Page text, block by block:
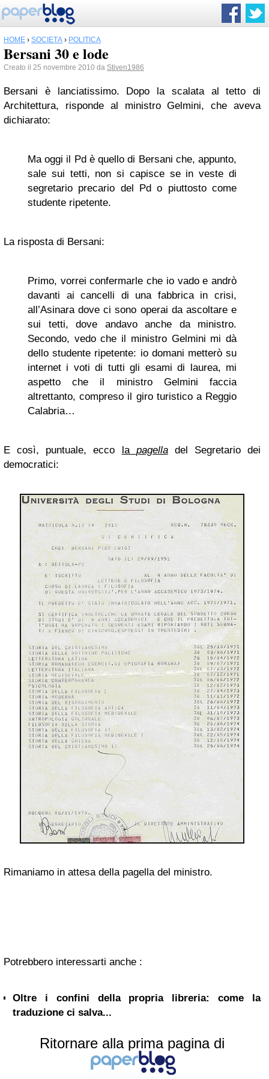
HOME › SOCIETÀ › POLITICA
Bersani 30 e lode
Creato il 25 novembre 2010 da Stiven1986
Bersani è lanciatissimo. Dopo la scalata al tetto di
Architettura, risponde al ministro Gelmini, che aveva
dichiarato:
Ma oggi il Pd è quello di Bersani che, appunto,
sale sui tetti, non si capisce se in veste di
segretario precario del Pd o piuttosto come
studente ripetente.
La risposta di Bersani:
Primo, vorrei confermarle che io vado e andrò
davanti ai cancelli di una fabbrica in crisi,
all’Asinara dove ci sono operai da ascoltare e
sui tetti, dove andavo anche da ministro.
Secondo, vedo che il ministro Gelmini mi dà
dello studente ripetente: io domani metterò su
internet i voti di tutti gli esami di laurea, mi
aspetto che il ministro Gelmini faccia
altrettanto, compreso il giro turistico a Reggio
Calabria…
E così, puntuale, ecco la pagelladel Segretario dei
democratici:
Rimaniamo in attesa della pagella del ministro.
Potrebbero interessarti anche :
Oltre i confini della propria libreria: come la
traduzione ci salva...
Ritornare alla prima pagina di